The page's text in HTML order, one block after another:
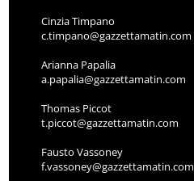
Cinzia Timpano
c.timpano@gazzettamatin.com
Arianna Papalia
a.papalia@gazzettamatin.com
Thomas Piccot
t.piccot@gazzettamatin.com
Fausto Vassoney
f.vassoney@gazzettamatin.com